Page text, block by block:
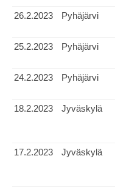
26.2.2023 Pyhäjärvi
25.2.2023 Pyhäjärvi
24.2.2023 Pyhäjärvi
18.2.2023 Jyväskylä
17.2.2023 Jyväskylä